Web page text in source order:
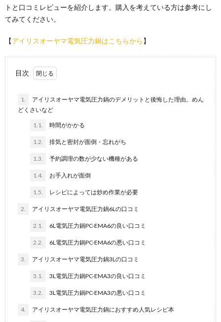
トと口コミレビューを紹介します。購入を考えている方は参考にし
てみてください。
【アイリスオーヤマ電気圧力鍋はこちらから 】
目次
1.
アイリスオーヤマ電気圧力鍋のデメリットと後悔した理由。めん
どくさいなど
1.1. 時間がかかる
1.2. 排気と密封が面倒・忘れがち
1.3. 予約調理の数が少ない機種がある
1.4. お手入れが面倒
1.5. レシピによっては炒め作業が必要
2. アイリスオーヤマ電気圧力鍋6Lの口コミ
2.1. 6L電気圧力鍋PC-EMA6の良い口コミ
2.2. 6L電気圧力鍋PC-EMA6の悪い口コミ
3. アイリスオーヤマ電気圧力鍋3Lの口コミ
3.1. 3L電気圧力鍋PC-EMA3の良い口コミ
3.2. 3L電気圧力鍋PC-EMA3の悪い口コミ
4. アイリスオーヤマ電気圧力鍋におすすめ人気レシピ本